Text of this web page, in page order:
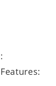
:
Features: